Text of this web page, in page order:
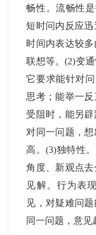
畅性。流畅性
短时问内反应
时间内表达较
联想等。(2)变
它要求能针对
思考；能举一
受阻时，能另辟
对同一问题，
高。(3)独特性
角度、新观点
见解。行为表
见，对疑难问
同一问题，意见